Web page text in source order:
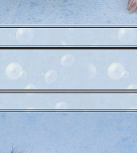
111